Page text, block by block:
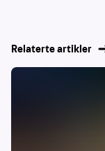
Relaterte artikler